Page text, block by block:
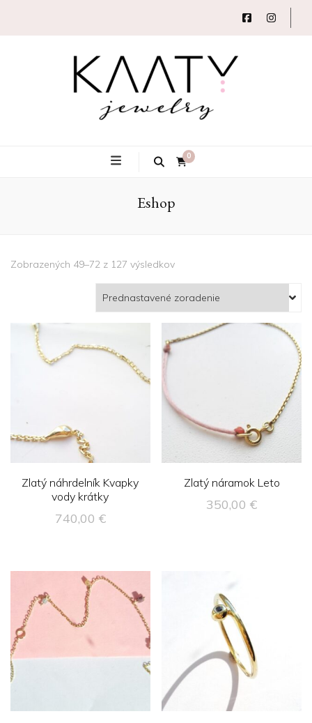
Kaaty
0
Eshop
Zobrazených 49–72 z 127 výsledkov
Zlatý náhrdelník Kvapky
vody krátky
740,00 €
Zlatý náramok Leto
350,00€